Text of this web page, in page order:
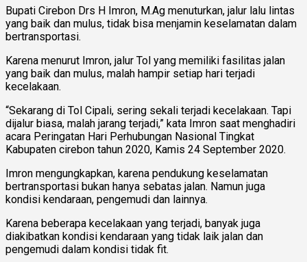
Bupati Cirebon Drs H Imron, M.Ag menuturkan, jalur lalu lintas
yang baik dan mulus, tidak bisa menjamin keselamatan dalam
bertransportasi.
Karena menurut Imron, jalur Tol yang memiliki fasilitas jalan
yang baik dan mulus, malah hampir setiap hari terjadi
kecelakaan.
“Sekarang di Tol Cipali, sering sekali terjadi kecelakaan. Tapi
dijalur biasa, malah jarang terjadi,” kata Imron saat menghadiri
acara Peringatan Hari Perhubungan Nasional Tingkat
Kabupaten cirebon tahun 2020, Kamis 24 September 2020.
Imron mengungkapkan, karena pendukung keselamatan
bertransportasi bukan hanya sebatas jalan. Namun juga
kondisi kendaraan, pengemudi dan lainnya.
Karena beberapa kecelakaan yang terjadi, banyak juga
diakibatkan kondisi kendaraan yang tidak laik jalan dan
pengemudi dalam kondisi tidak fit.